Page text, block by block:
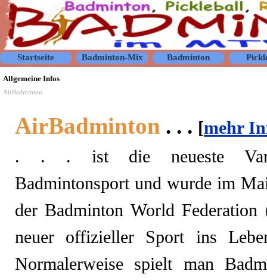
Direkt zum Seiteninhalt
Startseite Badminton-Mix ▼
Badminton ▼
Allgemeine Infos
AirBadminton
AirBadminton . . . [mehr
. . .
ist die neueste
Badmintonsport und wurde im
der Badminton World
neuer offizieller Sport ins
Normalerweise spielt man